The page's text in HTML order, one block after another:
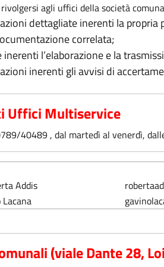
rivolgersi agli uffici della società
dettagliate inerenti la propria
correlata;
inerenti l’elaborazione e la
inerenti gli avvisi di
UfficiMultiservice
40489 , dal martedì al venerdì,
Addis
Lacana
(viale Dante 28,